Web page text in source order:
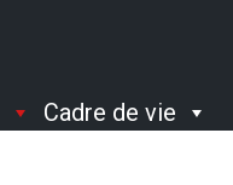
Cadre de vie